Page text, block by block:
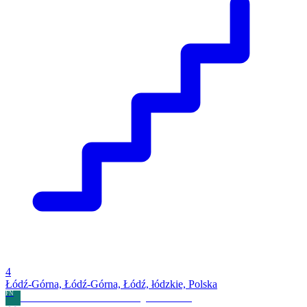
4
Łódź-Górna, Łódź-Górna, Łódź, łódzkie, Polska
FN